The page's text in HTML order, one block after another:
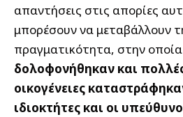
απαντήσεις στις απορίες
μπορέσουν να μεταβάλλουν
πραγματικότητα, στην οποία
δολοφονήθηκαν και
οικογένειες
ιδιοκτήτες και οι